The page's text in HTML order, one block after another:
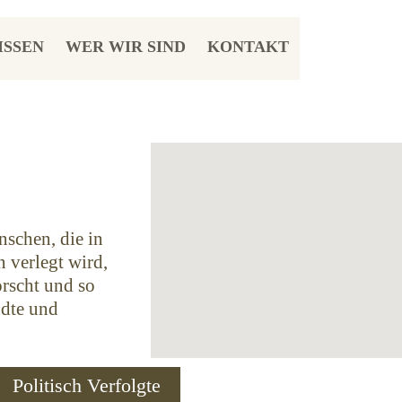
WER WIR SIND KONTAKT
die in
verlegt wird,
und so
und
Politisch Verfolgte